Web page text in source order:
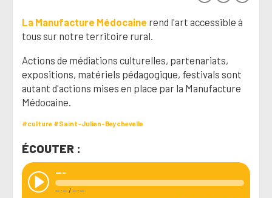
La Manufacture Médocaine rend l'art accessible à
tous sur notre territoire rural.
Actions de médiations culturelles, partenariats,
expositions, matériels pédagogique, festivals sont
autant d'actions mises en place par la Manufacture
Médocaine.
#culture #Saint-Julien-Beychevelle
ÉCOUTER :
---
--:--/--:--